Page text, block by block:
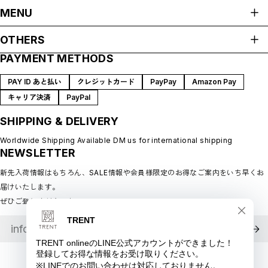
MENU
SHOP GUIDE
BLOG
MEMBERSHIP
LOGIN
OTHERS
プライバシーポリシー
特定商取引法に基づく表記
会員規約
PAYMENT METHODS
PAY ID あと払い クレジットカード PayPay
Amazon Pay
キャリア決済
PayPal
SHIPPING & DELIVERY
Worldwide Shipping Available DM us for international shipping
NEWSLETTER
新先入荷情報はもちろん、SALE情報や会員様限定のお得なご案内をいち早くお
届けいたします。
ぜひご登録ください♪
©︎ TRENT online